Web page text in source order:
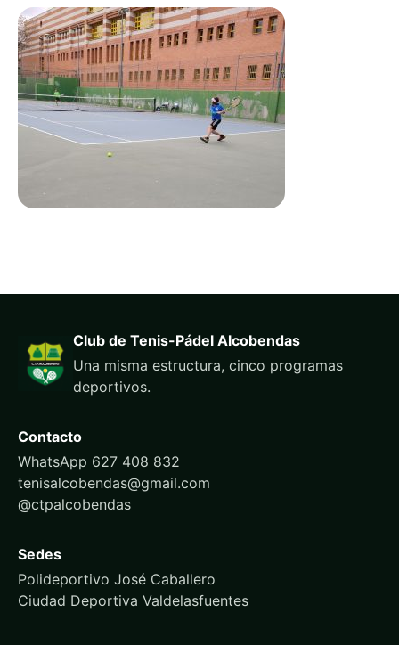
Club de Tenis-Pádel Alcobendas
Una misma estructura, cinco programas
deportivos.
Contacto
WhatsApp 627 408 832
tenisalcobendas@gmail.com
@ctpalcobendas
Sedes
Polideportivo José Caballero
Ciudad Deportiva Valdelasfuentes